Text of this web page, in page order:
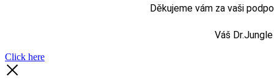
Děkujeme vám za vaši
Váš
Click here